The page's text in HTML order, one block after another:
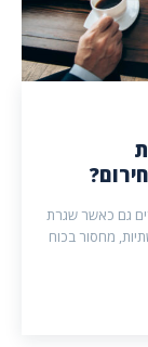
גם כאשר שגרת
מחסור בכוח